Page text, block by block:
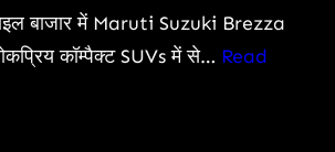
बाजार में Maruti Suzuki Brezza
कॉम्पैक्ट SUVs में से… Read